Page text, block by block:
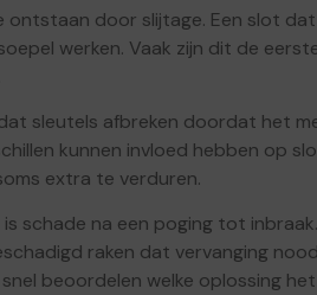
ontstaan door slijtage. Een slot
werken. Vaak zijn dit de
sleutels afbreken doordat het
kunnen invloed hebben op
extra te verduren.
schade na een poging tot
raken dat vervanging
beoordelen welke oplossing